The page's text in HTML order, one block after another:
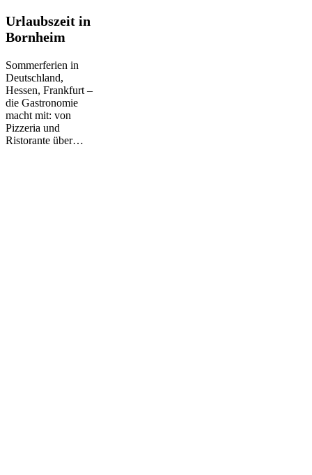
Urlaubszeit
in
Bornheim
Urlaubszeit in
Bornheim
Sommerferien in
Deutschland,
Hessen, Frankfurt –
die Gastronomie
macht mit: von
Pizzeria und
Ristorante über…